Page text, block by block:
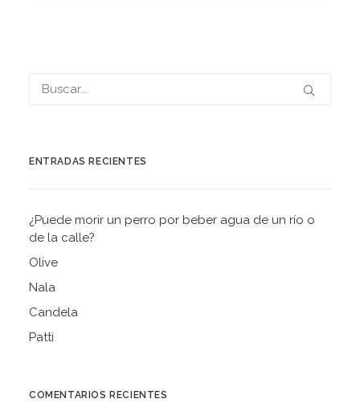
ENTRADAS RECIENTES
¿Puede morir un perro por beber agua de un río o
de la calle?
Olive
Nala
Candela
Patti
COMENTARIOS RECIENTES